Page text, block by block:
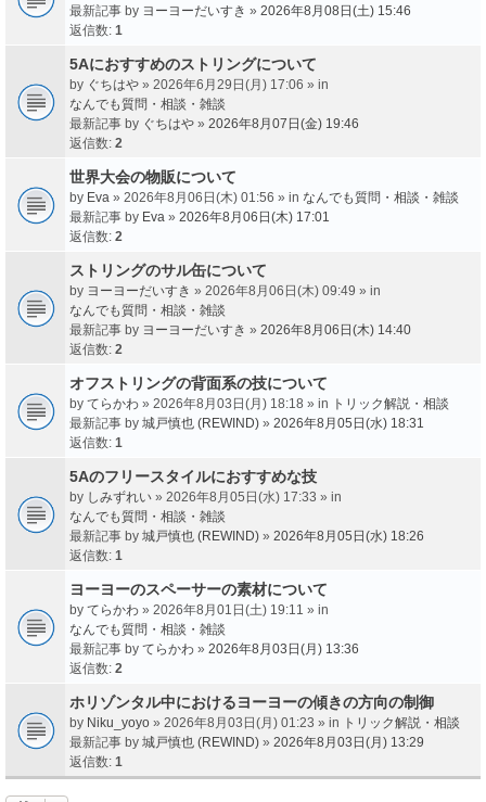
最新記事 by ヨーヨーだいすき » 2026年8月08日(土) 15:46
返信数: 1
5Aにおすすめのストリングについて
by ぐちはや » 2026年6月29日(月) 17:06 » in
なんでも質問・相談・雑談
最新記事 by ぐちはや » 2026年8月07日(金) 19:46
返信数: 2
世界大会の物販について
by Eva » 2026年8月06日(木) 01:56 » in なんでも質問・相談・雑談
最新記事 by Eva » 2026年8月06日(木) 17:01
返信数: 2
ストリングのサル缶について
by ヨーヨーだいすき » 2026年8月06日(木) 09:49 » in
なんでも質問・相談・雑談
最新記事 by ヨーヨーだいすき » 2026年8月06日(木) 14:40
返信数: 2
オフストリングの背面系の技について
by てらかわ » 2026年8月03日(月) 18:18 » in トリック解説・相談
最新記事 by 城戸慎也 (REWIND) » 2026年8月05日(水) 18:31
返信数: 1
5Aのフリースタイルにおすすめな技
by しみずれい » 2026年8月05日(水) 17:33 » in
なんでも質問・相談・雑談
最新記事 by 城戸慎也 (REWIND) » 2026年8月05日(水) 18:26
返信数: 1
ヨーヨーのスペーサーの素材について
by てらかわ » 2026年8月01日(土) 19:11 » in
なんでも質問・相談・雑談
最新記事 by てらかわ » 2026年8月03日(月) 13:36
返信数: 2
ホリゾンタル中におけるヨーヨーの傾きの方向の制御
by Niku_yoyo » 2026年8月03日(月) 01:23 » in トリック解説・相談
最新記事 by 城戸慎也 (REWIND) » 2026年8月03日(月) 13:29
返信数: 1